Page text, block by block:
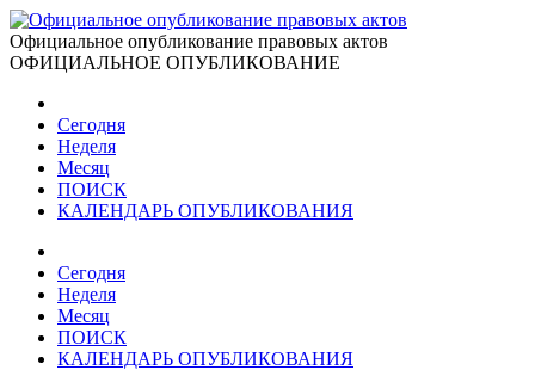
Официальное опубликование правовых актов
ОФИЦИАЛЬНОЕ ОПУБЛИКОВАНИЕ
Сегодня
Неделя
Месяц
ПОИСК
КАЛЕНДАРЬ ОПУБЛИКОВАНИЯ
Сегодня
Неделя
Месяц
ПОИСК
КАЛЕНДАРЬ ОПУБЛИКОВАНИЯ